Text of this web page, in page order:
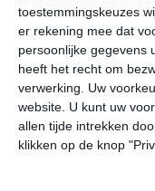
toestemmingskeuzes
er rekening mee dat
persoonlijke gegevens
heeft het recht om
verwerking. Uw
website. U kunt uw
allen tijde intrekken
klikken op de knop
22:00
22:00